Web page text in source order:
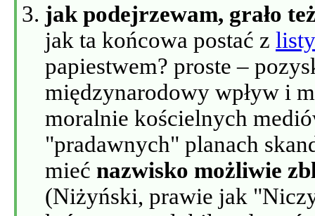
jak podejrzewam, grało
jak ta końcowa postać z
papiestwem? proste –
międzynarodowy wpływ i
moralnie kościelnych
"pradawnych" planach
mieć nazwisko możliwie
(Niżyński, prawie jak